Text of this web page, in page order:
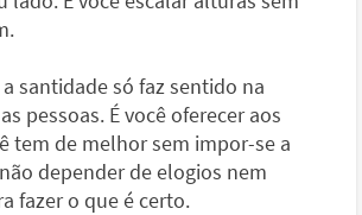
santidade só faz sentido na
pessoas. É você oferecer aos
tem de melhor sem impor-se a
depender de elogios nem
fazer o que é certo.